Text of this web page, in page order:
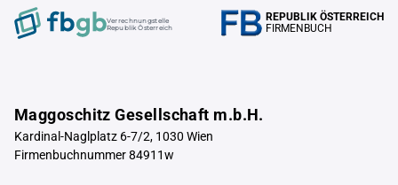
Verrechnungstelle
Republik Österreich
REPUBLIK ÖSTERREICH
FIRMENBUCH
Maggoschitz Gesellschaft m.b.H.
Kardinal-Naglplatz 6-7/2, 1030 Wien
Firmenbuchnummer 84911w